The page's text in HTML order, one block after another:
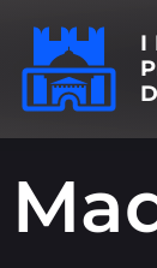
I